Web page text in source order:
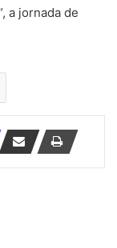
a jornada de